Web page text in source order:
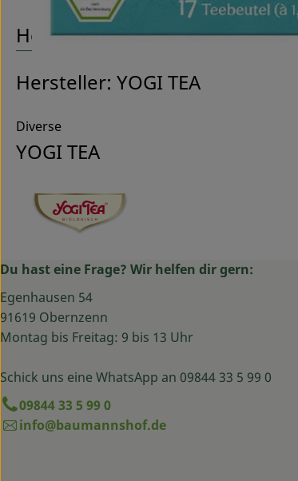
Herkunft
Hersteller: YOGI TEA
Diverse
YOGI TEA
Du hast eine Frage? Wir helfen dir gern:
Egenhausen 54
91619 Obernzenn
Montag bis Freitag: 9 bis 13 Uhr
Schick uns eine WhatsApp an 09844 33 5 99 0
09844 33 5 99 0
info@baumannshof.de